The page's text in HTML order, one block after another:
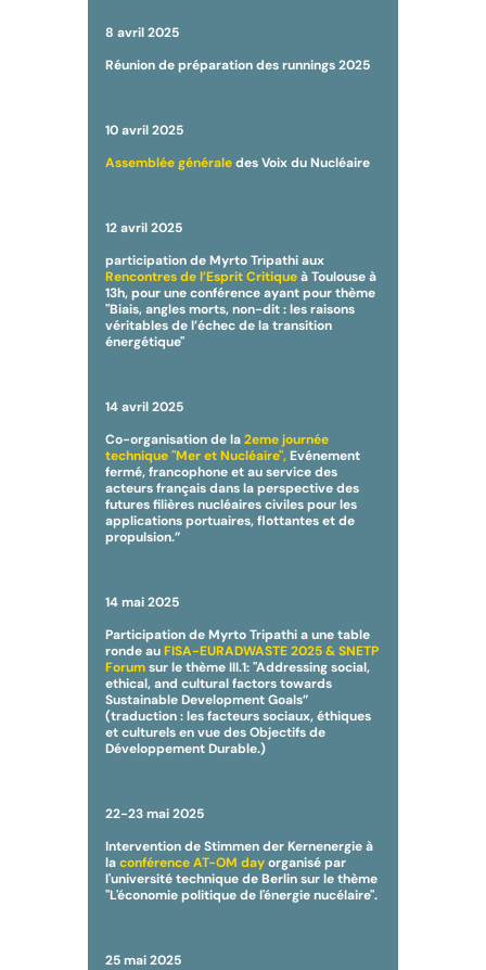
8 avril 2025
Réunion de préparation des runnings 2025
10 avril 2025
Assemblée généraledes Voix du Nucléaire
12 avril 2025
participation de Myrto Tripathi aux
Rencontres de l’Esprit Critiqueà Toulouse à
13h, pour une conférence ayant pour thème
"Biais, angles morts, non-dit : les raisons
véritables de l’échec de la transition
énergétique"
14 avril 2025
Co-organisation de la2eme journée
technique "Mer et Nucléaire",Evénement
fermé, francophone et au service des
acteurs français dans la perspective des
futures filières nucléaires civiles pour les
applications portuaires, flottantes et de
propulsion.”
14 mai 2025
Participation de Myrto Tripathi a une table
ronde auFISA-EURADWASTE 2025 & SNETP
Forumsur le thème III.1: "Addressing social,
ethical, and cultural factors towards
Sustainable Development Goals”
(traduction : les facteurs sociaux, éthiques
et culturels en vue des Objectifs de
Développement Durable.)
22-23 mai 2025
Intervention de Stimmen der Kernenergie à
laconférence AT-OM dayorganisé par
l'université technique de Berlin sur le thème
"L'économie politique de l'énergie nucélaire".
25 mai 2025